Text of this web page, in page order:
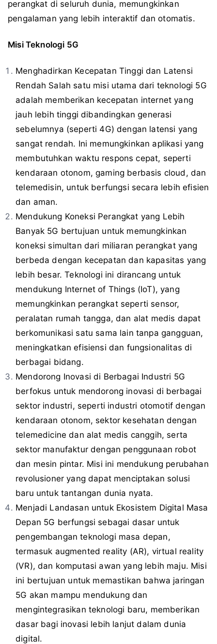
perangkat di seluruh dunia, memungkinkan
pengalaman yang lebih interaktif dan otomatis.
Misi Teknologi 5G
Menghadirkan Kecepatan Tinggi dan Latensi
Rendah Salah satu misi utama dari teknologi 5G
adalah memberikan kecepatan internet yang
jauh lebih tinggi dibandingkan generasi
sebelumnya (seperti 4G) dengan latensi yang
sangat rendah. Ini memungkinkan aplikasi yang
membutuhkan waktu respons cepat, seperti
kendaraan otonom, gaming berbasis cloud, dan
telemedisin, untuk berfungsi secara lebih efisien
dan aman.
Mendukung Koneksi Perangkat yang Lebih
Banyak 5G bertujuan untuk memungkinkan
koneksi simultan dari miliaran perangkat yang
berbeda dengan kecepatan dan kapasitas yang
lebih besar. Teknologi ini dirancang untuk
mendukung Internet of Things (IoT), yang
memungkinkan perangkat seperti sensor,
peralatan rumah tangga, dan alat medis dapat
berkomunikasi satu sama lain tanpa gangguan,
meningkatkan efisiensi dan fungsionalitas di
berbagai bidang.
Mendorong Inovasi di Berbagai Industri 5G
berfokus untuk mendorong inovasi di berbagai
sektor industri, seperti industri otomotif dengan
kendaraan otonom, sektor kesehatan dengan
telemedicine dan alat medis canggih, serta
sektor manufaktur dengan penggunaan robot
dan mesin pintar. Misi ini mendukung perubahan
revolusioner yang dapat menciptakan solusi
baru untuk tantangan dunia nyata.
Menjadi Landasan untuk Ekosistem Digital Masa
Depan 5G berfungsi sebagai dasar untuk
pengembangan teknologi masa depan,
termasuk augmented reality (AR), virtual reality
(VR), dan komputasi awan yang lebih maju. Misi
ini bertujuan untuk memastikan bahwa jaringan
5G akan mampu mendukung dan
mengintegrasikan teknologi baru, memberikan
dasar bagi inovasi lebih lanjut dalam dunia
digital.